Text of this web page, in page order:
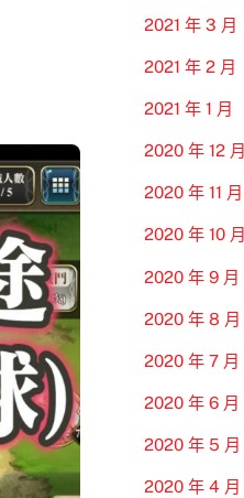
2021 年 3 月
2021 年 2 月
2021 年 1 月
2020 年 12 月
2020 年 11 月
2020 年 10 月
2020 年 9 月
2020 年 8 月
2020 年 7 月
2020 年 6 月
2020 年 5 月
2020 年 4 月